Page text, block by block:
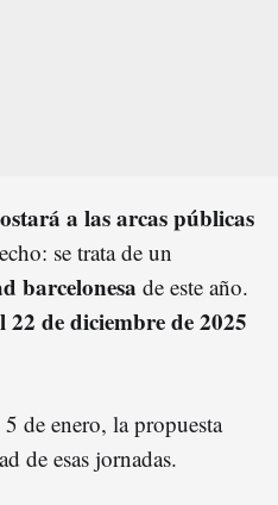
a las arcas públicas
se trata de un
barcelonesa de este año.
22 de diciembre de 2025
de enero, la propuesta
de esas jornadas.